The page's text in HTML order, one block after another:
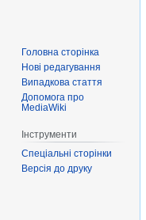
Головна сторінка
Нові редагування
Випадкова стаття
Допомога про
MediaWiki
Інструменти
Спеціальні сторінки
Версія до друку